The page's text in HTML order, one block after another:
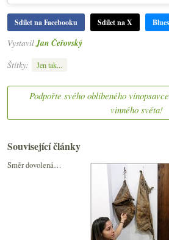
Sdílet na Facebooku Sdílet na X
Vystavil Jan Čeřovský
Štítky:
Jen tak...
Podpořte svého oblíbeného
vinného světa!
Související články
Směr dovolená…